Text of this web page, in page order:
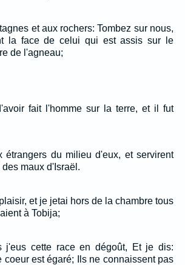
et aux rochers: Tombez sur nous,
la face de celui qui est assis sur le
de l'agneau;
fait l'homme sur la terre, et il fut
étrangers du milieu d'eux, et servirent
maux d'Israël.
et je jetai hors de la chambre tous
à Tobija;
j'eus cette race en dégoût, Et je dis:
coeur est égaré; Ils ne connaissent pas